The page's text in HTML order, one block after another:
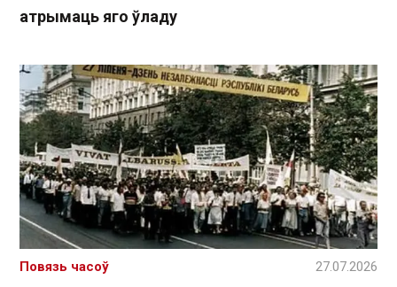
атрымаць яго ўладу
Повязь часоў 27.07.2026